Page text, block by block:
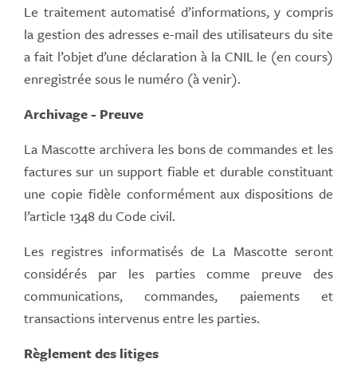
Le traitement automatisé d’informations, y compris
la gestion des adresses e-mail des utilisateurs du site
a fait l’objet d’une déclaration à la CNIL le (en cours)
enregistrée sous le numéro (à venir).
Archivage - Preuve
La Mascotte archivera les bons de commandes et les
factures sur un support fiable et durable constituant
une copie fidèle conformément aux dispositions de
l’article 1348 du Code civil.
Les registres informatisés de La Mascotte seront
considérés par les parties comme preuve des
communications, commandes, paiements et
transactions intervenus entre les parties.
Règlement des litiges